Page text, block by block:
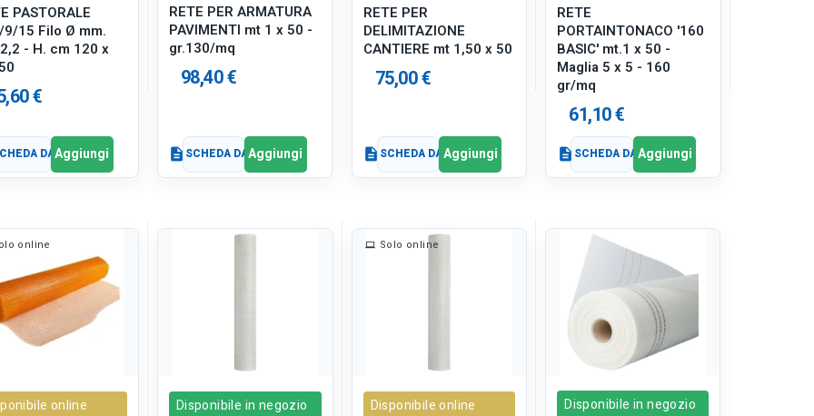
PASTORALE
9/15 Filo Ø mm.
- H. cm 120 x
€
DATIAggiungi
RETE PER ARMATURA
PAVIMENTI mt 1 x 50 -
gr.130/mq
98,40 €
description SCHEDA DATIAggiungi
RETE PER
DELIMITAZIONE
CANTIERE mt 1,50 x 50
75,00 €
description SCHEDA DATIAggiungi
RETE
PORTAINTONACO '160
BASIC' mt.1 x 50 -
Maglia 5 x 5 - 160
gr/mq
61,10 €
description SCHEDA DATIAggiungi
online
online Disponibile in negozio
Solo online
Disponibile online Disponibile in negozio